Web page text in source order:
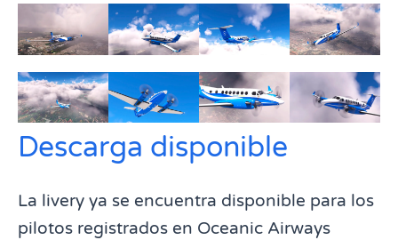
Descarga disponible
La livery ya se encuentra disponible para los
pilotos registrados en Oceanic Airways